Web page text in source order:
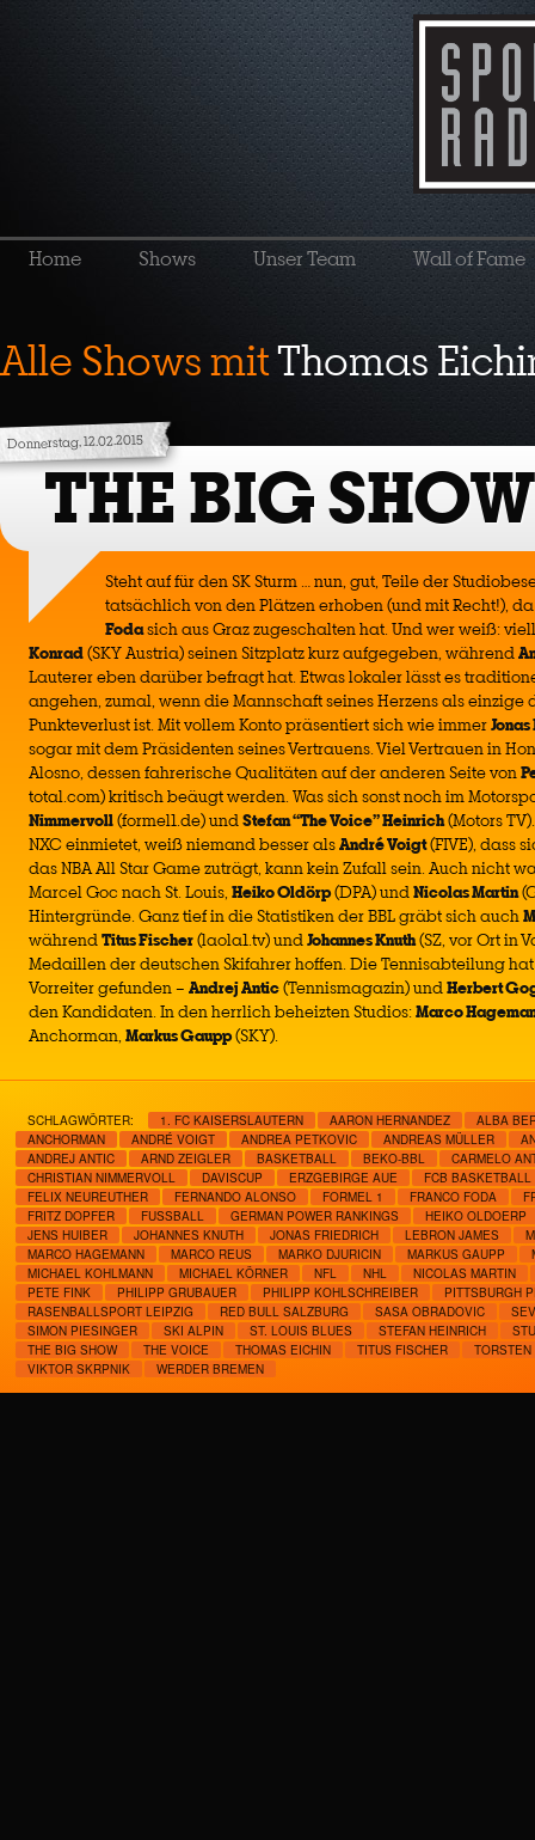
Home Shows Unser Team Wall of Fame
Alle Shows mitThomas
Donnerstag, 12.02.2015
THE BIG
Steht auf für den SK Sturm … nun, gut, Teile der
tatsächlich von den Plätzen erhoben (und mit Recht!),
Fodasich aus Graz zugeschalten hat. Und wer weiß:
Konrad(SKY Austria) seinen Sitzplatz kurz aufgegeben, während
Lauterer eben darüber befragt hat. Etwas lokaler lässt es
angehen, zumal, wenn die Mannschaft seines Herzens als einzige
Punkteverlust ist. Mit vollem Konto präsentiert sich wie immer
sogar mit dem Präsidenten seines Vertrauens. Viel Vertrauen in
Alosno, dessen fahrerische Qualitäten auf der anderen Seite von
total.com) kritisch beäugt werden. Was sich sonst noch im
Nimmervoll(formel1.de) undStefan “The Voice” Heinrich(Motors
NXC einmietet, weiß niemand besser alsAndré Voigt(FIVE), dass
das NBA All Star Game zuträgt, kann kein Zufall sein. Auch nicht
Marcel Goc nach St. Louis, Heiko Oldörp(DPA) undNicolas Martin
Hintergründe. Ganz tief in die Statistiken der BBL gräbt sich auch
währendTitus Fischer(laola1.tv) undJohannes Knuth(SZ, vor Ort in
Medaillen der deutschen Skifahrer hoffen. Die Tennisabteilung
Vorreiter gefunden – Andrej Antic(Tennismagazin) undHerbert
den Kandidaten. In den herrlich beheizten Studios:Marco
Anchorman, Markus Gaupp(SKY).
SCHLAGWÖRTER: 1. FC KAISERSLAUTERN AARON HERNANDEZ
ALBA
ANCHORMAN
ANDRÉ VOIGT ANDREA PETKOVIC ANDREAS MÜLLER
ANDREJ ANTIC
ARND ZEIGLER BASKETBALL BEKO-BBL
CARMELO
CHRISTIAN NIMMERVOLL
DAVISCUP ERZGEBIRGE AUE
FCB BASKETBALL
FELIX NEUREUTHER
FERNANDO ALONSO FORMEL 1 FRANCO FODA
FRITZ DOPFER
FUSSBALL GERMAN POWER RANKINGS
HEIKO OLDOERP
JENS HUIBER
JOHANNES KNUTH JONAS FRIEDRICH LEBRON JAMES
MARCO HAGEMANN
MARCO REUS MARKO DJURICIN MARKUS GAUPP
MICHAEL KOHLMANN
MICHAEL KÖRNER NFL NHL
NICOLAS MARTIN
PETE FINK
PHILIPP GRUBAUER PHILIPP KOHLSCHREIBER
PITTSBURGH
RASENBALLSPORT LEIPZIG
RED BULL SALZBURG SASA OBRADOVIC
SIMON PIESINGER
SKI ALPIN ST. LOUIS BLUES STEFAN HEINRICH
THE BIG SHOW
THE VOICE THOMAS EICHIN TITUS FISCHER
TORSTEN
VIKTOR SKRPNIK
WERDER BREMEN